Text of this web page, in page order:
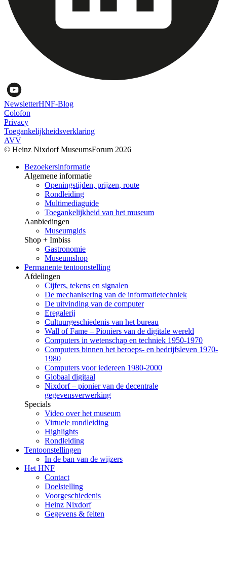
NewsletterHNF-Blog
Colofon
Privacy
Toegankelijkheidsverklaring
AVV
© Heinz Nixdorf MuseumsForum 2026
Bezoekersinformatie
Algemene informatie
Openingstijden, prijzen, route
Rondleiding
Multimediaguide
Toegankelijkheid van het museum
Aanbiedingen
Museumgids
Shop + Imbiss
Gastronomie
Museumshop
Permanente tentoonstelling
Afdelingen
Cijfers, tekens en signalen
De mechanisering van de informatietechniek
De uitvinding van de computer
Eregalerij
Cultuurgeschiedenis van het bureau
Wall of Fame – Pioniers van de digitale wereld
Computers in wetenschap en techniek 1950-1970
Computers binnen het beroeps- en bedrijfsleven 1970-
1980
Computers voor iedereen 1980-2000
Globaal digitaal
Nixdorf – pionier van de decentrale
gegevensverwerking
Specials
Video over het museum
Virtuele rondleiding
Highlights
Rondleiding
Tentoonstellingen
In de ban van de wijzers
Het HNF
Contact
Doelstelling
Voorgeschiedenis
Heinz Nixdorf
Gegevens & feiten